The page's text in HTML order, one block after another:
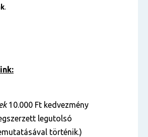
.
10.000 Ft kedvezmény
legutolsó
történik.)